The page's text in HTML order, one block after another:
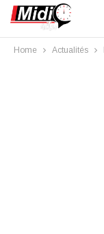
Home Actualités